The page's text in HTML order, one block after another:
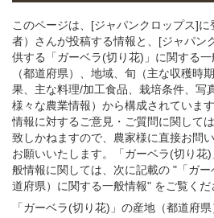
このページは、[ジャパンクロップス]
者）さんが投稿する情報と、[ジャパン
供する「ガーベラ(切り花)」に関する
（都道府県）、地域、旬（主な収穫時
果、主な料理/加工食品、栽培条件、写
様々な農業情報）から構成されていま
情報に対するご意見・ご質問に関して
致しかねますので、農家様に直接お問
お願いいたします。「ガーベラ(切り花
般情報に関しては、次に記載の "「ガ
道府県）に関する一般情報" をご覧くだ
「ガーベラ(切り花)」 の産地（都道府